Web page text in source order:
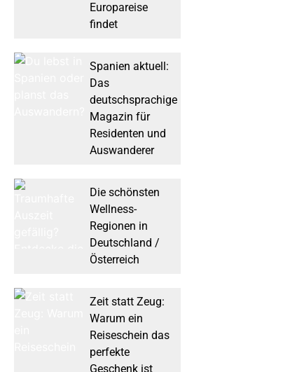
Europareise
findet
Spanien aktuell:
Das
deutschsprachige
Magazin für
Residenten und
Auswanderer
Die schönsten
Wellness-
Regionen in
Deutschland /
Österreich
Zeit statt Zeug:
Warum ein
Reiseschein das
perfekte
Geschenk ist